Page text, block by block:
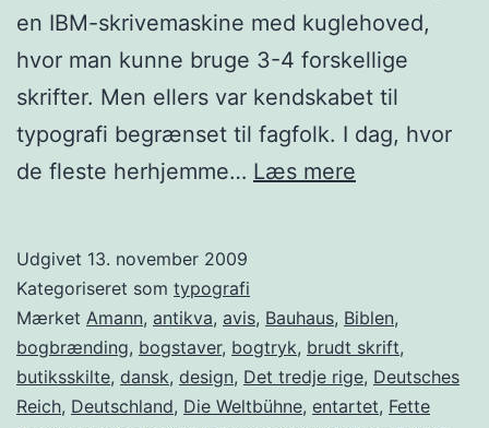
en IBM-skrivemaskine med kuglehoved,
hvor man kunne bruge 3-4 forskellige
skrifter. Men ellers var kendskabet til
typografi begrænset til fagfolk. I dag, hvor
de fleste herhjemme… Læs mere
Udgivet 13. november 2009
Kategoriseret som typografi
Mærket Amann, antikva, avis, Bauhaus, Biblen,
bogbrænding, bogstaver, bogtryk, brudt skrift,
butiksskilte, dansk, design, Det tredje rige, Deutsches
Reich, Deutschland, Die Weltbühne, entartet, Fette